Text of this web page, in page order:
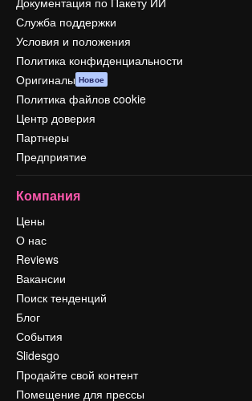
Служба поддержки
Условия и положения
Политика конфиденциальности
Оригиналы Новое
Политика файлов cookie
Центр доверия
Партнеры
Предприятие
Компания
Цены
О нас
Reviews
Вакансии
Поиск тенденций
Блог
События
Slidesgo
Продайте свой контент
Помещение для прессы